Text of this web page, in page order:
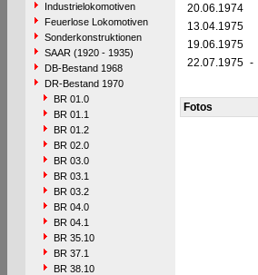
Industrielokomotiven
Feuerlose Lokomotiven
Sonderkonstruktionen
SAAR (1920 - 1935)
DB-Bestand 1968
DR-Bestand 1970
BR 01.0
BR 01.1
BR 01.2
BR 02.0
BR 03.0
BR 03.1
BR 03.2
BR 04.0
BR 04.1
BR 35.10
BR 37.1
BR 38.10
20.06.1974
13.04.1975
19.06.1975
22.07.1975 -
Fotos